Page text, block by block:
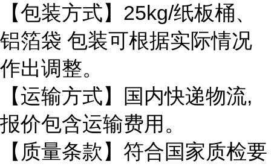
【包装方式】 25kg/纸板桶、
铝箔袋 包装可根据实际情况
作出调整。
【运输方式】国内快递物流,
报价包含运输费用。
【质量条款】符合国家质检要